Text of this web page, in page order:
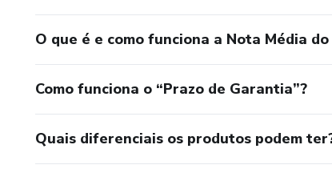
O que é e como funciona a Nota Média
Como funciona o “Prazo de Garantia”?
Quais diferenciais os produtos podem